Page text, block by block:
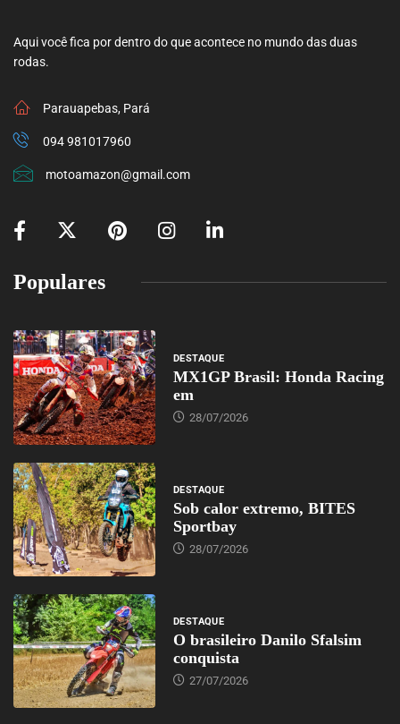
Aqui você fica por dentro do que acontece no mundo das duas
rodas.
Parauapebas, Pará
094 981017960
motoamazon@gmail.com
Populares
DESTAQUE
MX1GP Brasil: Honda Racing
em
28/07/2026
DESTAQUE
Sob calor extremo, BITES
Sportbay
28/07/2026
DESTAQUE
O brasileiro Danilo Sfalsim
conquista
27/07/2026